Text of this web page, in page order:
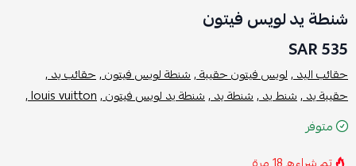
شنطة يد لويس فيتون
535 SAR
حقائب اليد ,لويس فيتون حقيبة ,شنطة لويس فيتون ,حقائب يد ,
حقيبة يد ,شنط يد ,شنطة يد ,شنطة يد لويس فيتون ,louis vuitton ,
متوفر